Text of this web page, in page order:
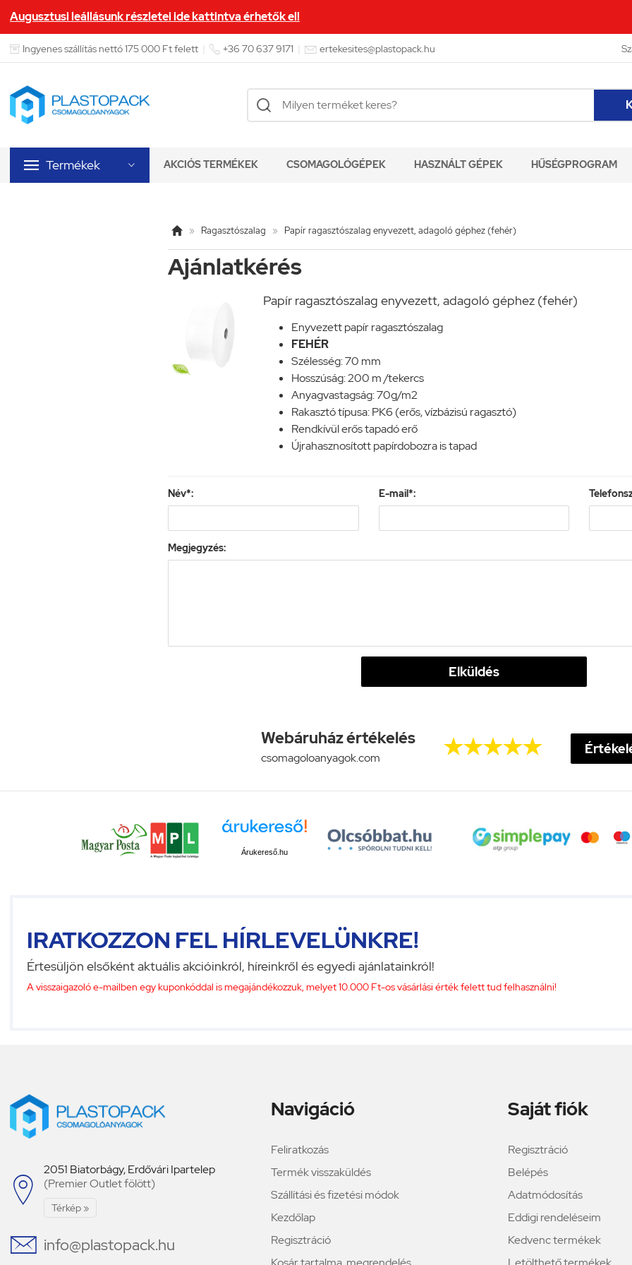
Augusztusi leállásunk részletei ide kattintva érhetők el!
 Ingyenes szállítás nettó 175 000 Ft felett  +36 70 637 9171  ertekesites@plastopack.hu
 Termékek  AKCIÓS TERMÉKEK CSOMAGOLÓGÉPEK HASZNÁLT GÉPEK HŰSÉGPROGRAM
 » Ragasztószalag » Papír ragasztószalag enyvezett, adagoló géphez (fehér)
Ajánlatkérés
Papír ragasztószalag enyvezett, adagoló géphez (fehér)
Enyvezett papír ragasztószalag
FEHÉR
Szélesség: 70 mm
Hosszúság: 200 m /tekercs
Anyagvastagság: 70g/m2
Rakasztó típusa: PK6 (erős, vízbázisú ragasztó)
Rendkívül erős tapadó erő
Újrahasznosított papírdobozra is tapad
Név*: E-mail*:
Megjegyzés:
Elküldés
Webáruház értékelés
csomagoloanyagok.com

Árukereső.hu
IRATKOZZON FEL HÍRLEVELÜNKRE!
Értesüljön elsőként aktuális akcióinkról, híreinkről és egyedi ajánlatainkról!
A visszaigazoló e-mailben egy kuponkóddal is megajándékozzuk, melyet 10.000 Ft-os vásárlási érték felett tud felhasználni!

2051 Biatorbágy, Erdővári Ipartelep
(Premier Outlet fölött)
Térkép »
 info@plastopack.hu
Navigáció
Feliratkozás
Termék visszaküldés
Szállítási és fizetési módok
Kezdőlap
Regisztráció
Saját fiók
Regisztráció
Belépés
Adatmódosítás
Eddigi rendeléseim
Kedvenc termékek